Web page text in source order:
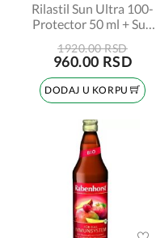
Rilastil Sun Ultra 100-
Protector 50 ml + Sun
PROMO
1920.00 RSD
960.00 RSD
DODAJ U KORPU